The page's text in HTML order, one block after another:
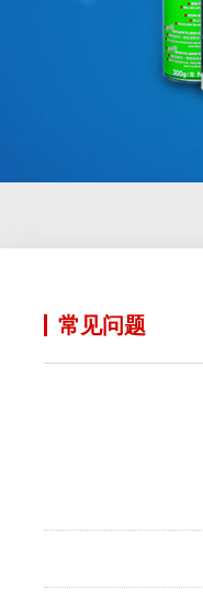
常见问题